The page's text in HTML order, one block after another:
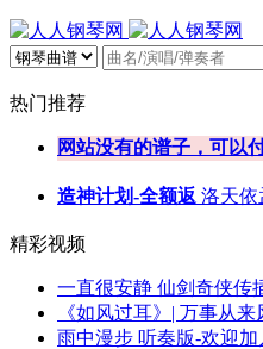
热门推荐
网站没有的谱子，可以
造神计划-全额返 洛天依
精彩视频
一直很安静 仙剑奇侠传
《如风过耳》| 万事从
雨中漫步 听奏版-欢迎加